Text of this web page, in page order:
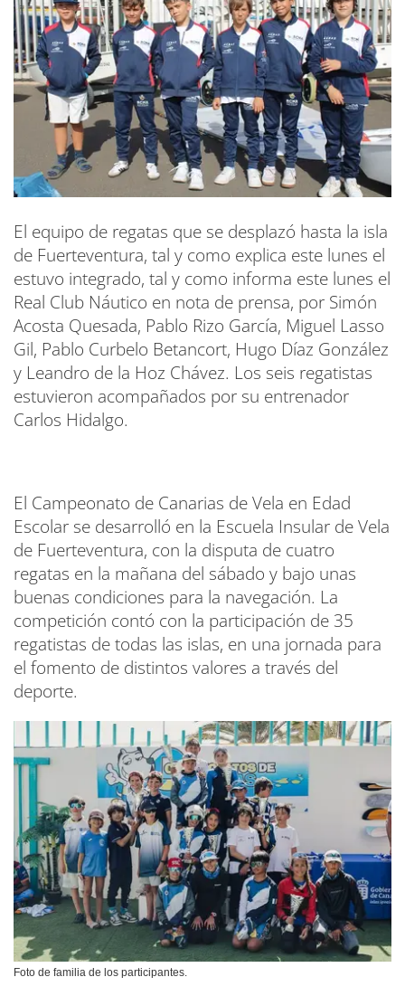
El equipo de regatas que se desplazó hasta la isla
de Fuerteventura, tal y como explica este lunes el
estuvo integrado, tal y como informa este lunes el
Real Club Náutico en nota de prensa, por Simón
Acosta Quesada, Pablo Rizo García, Miguel Lasso
Gil, Pablo Curbelo Betancort, Hugo Díaz González
y Leandro de la Hoz Chávez. Los seis regatistas
estuvieron acompañados por su entrenador
Carlos Hidalgo.
El Campeonato de Canarias de Vela en Edad
Escolar se desarrolló en la Escuela Insular de Vela
de Fuerteventura, con la disputa de cuatro
regatas en la mañana del sábado y bajo unas
buenas condiciones para la navegación. La
competición contó con la participación de 35
regatistas de todas las islas, en una jornada para
el fomento de distintos valores a través del
deporte.
Foto de familia de los participantes.